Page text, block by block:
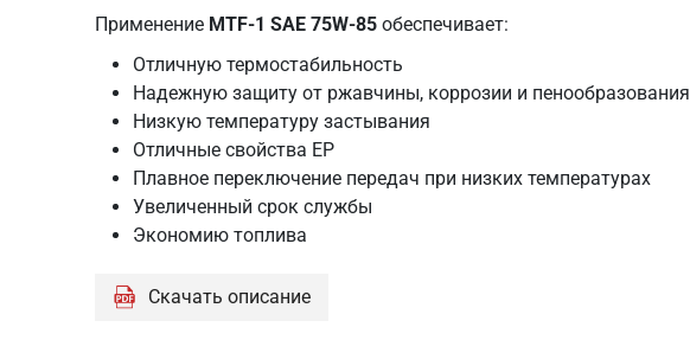
Применение MTF-1 SAE 75W-85 обеспечивает:
Отличную термостабильность
Надежную защиту от ржавчины, коррозии и пенообразования
Низкую температуру застывания
Отличные свойства EP
Плавное переключение передач при низких температурах
Увеличенный срок службы
Экономию топлива
Скачать описание